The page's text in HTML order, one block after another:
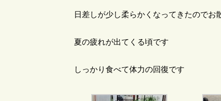
日差しが少し柔らかくなってきたのでお
夏の疲れが出てくる頃です
しっかり食べて体力の回復です